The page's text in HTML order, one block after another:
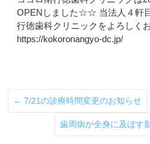
OPENしました☆☆ 当法人４軒
行徳歯科クリニックをよろしく
https://kokoronangyo-dc.jp/
← 7/21の診療時間変更のお知らせ
歯周病が全身に及ぼ